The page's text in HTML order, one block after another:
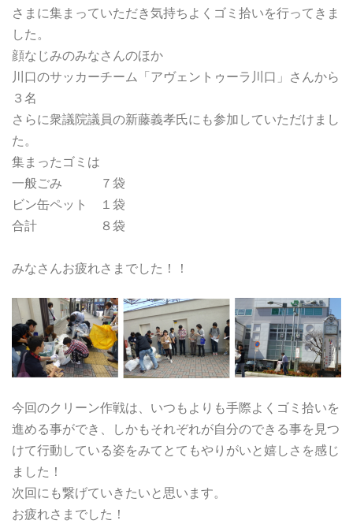
さまに集まっていただき気持ちよくゴミ拾いを行ってきま
した。
顔なじみのみなさんのほか
川口のサッカーチーム「アヴェントゥーラ川口」さんから
３名
さらに衆議院議員の新藤義孝氏にも参加していただけまし
た。
集まったゴミは
一般ごみ ７袋
ビン缶ペット １袋
合計 ８袋
みなさんお疲れさまでした！！
今回のクリーン作戦は、いつもよりも手際よくゴミ拾いを
進める事ができ、しかもそれぞれが自分のできる事を見つ
けて行動している姿をみてとてもやりがいと嬉しさを感じ
ました！
次回にも繋げていきたいと思います。
お疲れさまでした！